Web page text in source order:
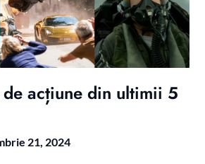
acțiune din ultimii 5
21, 2024